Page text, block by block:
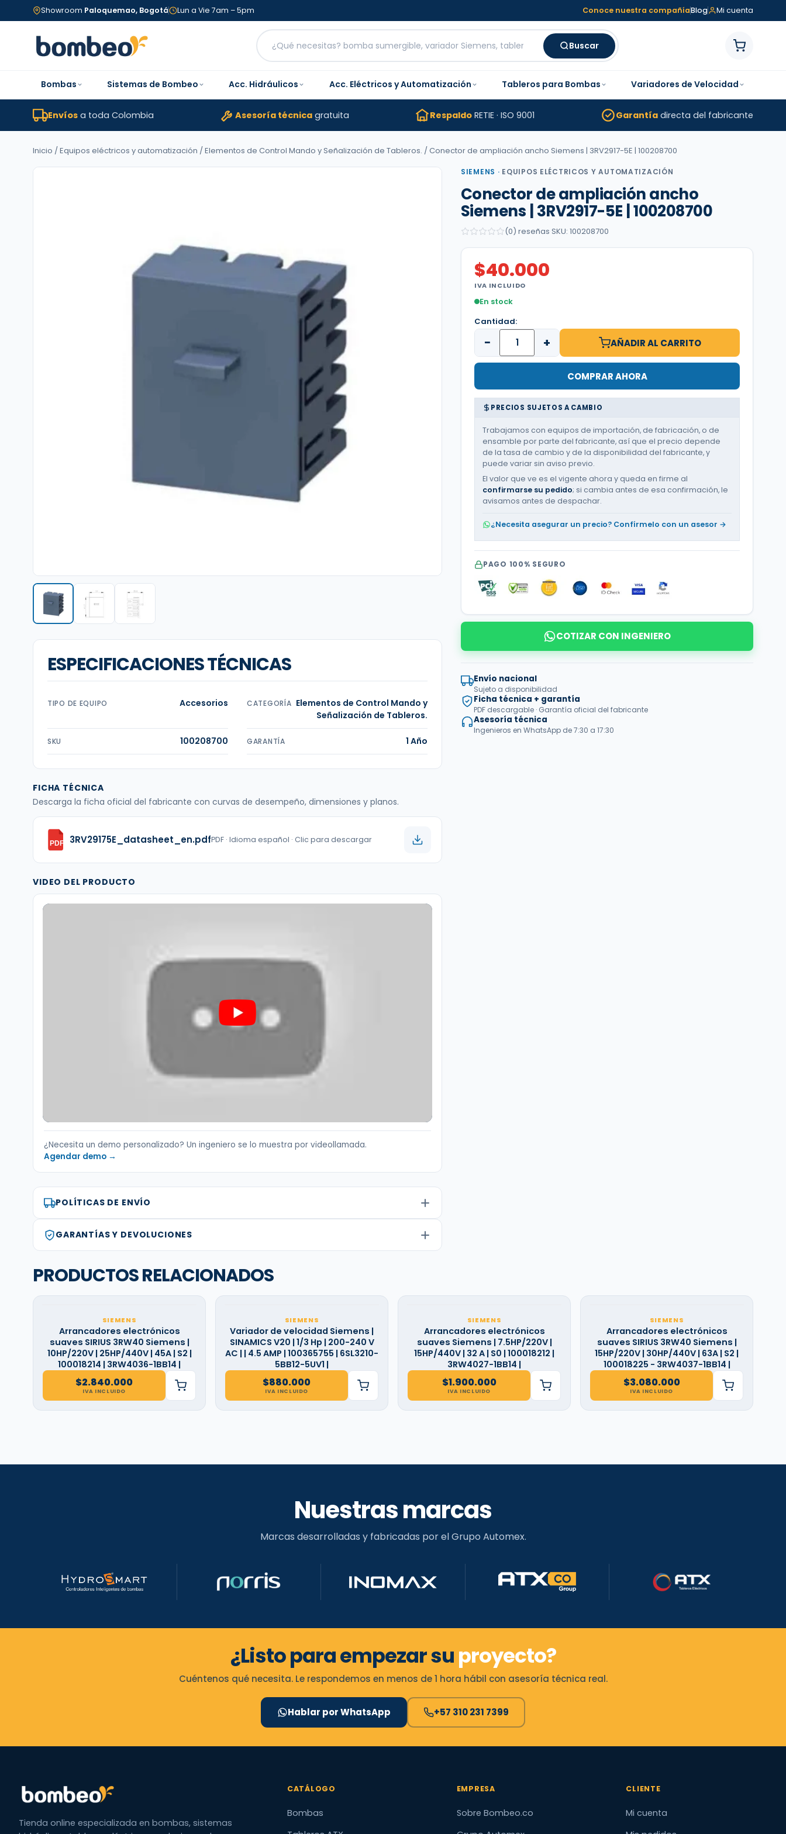
Showroom Paloquemao, Bogotá Lun a Vie 7am – 5pm Conoce nuestra compañíaBlog Mi cuenta
Buscar
Bombas Sistemas de Bombeo Acc. Hidráulicos Acc. Eléctricos y Automatización Tableros para Bombas Variadores de Velocidad
Envíos a toda Colombia Asesoría técnicagratuita Respaldo RETIE · ISO 9001 Garantíadirecta del fabricante
Inicio /Equipos eléctricos y automatización /Elementos de Control Mando y Señalización de Tableros. / Conector de ampliación ancho Siemens | 3RV2917-5E | 100208700
SIEMENS · EQUIPOS ELÉCTRICOS Y AUTOMATIZACIÓN
Conector de ampliación ancho
Siemens | 3RV2917-5E | 100208700
(0) reseñas SKU: 100208700
$40.000
IVA INCLUIDO
En stock
Cantidad:
− + AÑADIR AL CARRITO
COMPRAR AHORA
PRECIOS SUJETOS A CAMBIO
Trabajamos con equipos de importación, de fabricación, o de
ensamble por parte del fabricante, así que el precio depende
de la tasa de cambio y de la disponibilidad del fabricante, y
puede variar sin aviso previo.
El valor que ve es el vigente ahora y queda en firme al
confirmarse su pedido; si cambia antes de esa confirmación, le
avisamos antes de despachar.
¿Necesita asegurar un precio? Confírmelo con un asesor →
PAGO 100% SEGURO
COTIZAR CON INGENIERO
Envío nacional
Sujeto a disponibilidad
Ficha técnica + garantía
PDF descargable · Garantía oficial del fabricante
Asesoría técnica
Ingenieros en WhatsApp de 7:30 a 17:30
ESPECIFICACIONES TÉCNICAS
TIPO DE EQUIPO Accesorios CATEGORÍA Elementos de Control Mando y
Señalización de Tableros.
SKU 100208700 GARANTÍA 1 Año
FICHA TÉCNICA
Descarga la ficha oficial del fabricante con curvas de desempeño, dimensiones y planos.
PDF 3RV29175E_datasheet_en.pdfPDF · Idioma español · Clic para descargar
VIDEO DEL PRODUCTO
¿Necesita un demo personalizado? Un ingeniero se lo muestra por videollamada.
Agendar demo →
POLÍTICAS DE ENVÍO
GARANTÍAS Y DEVOLUCIONES
PRODUCTOS RELACIONADOS
SIEMENS
Arrancadores electrónicos
suaves SIRIUS 3RW40 Siemens |
10HP/220V | 25HP/440V | 45A | S2 |
100018214 | 3RW4036-1BB14 |
$2.840.000
IVA INCLUIDO
SIEMENS
Variador de velocidad Siemens |
SINAMICS V20 | 1/3 Hp | 200-240 V
AC | | 4.5 AMP | 100365755 | 6SL3210-
5BB12-5UV1 |
$880.000
IVA INCLUIDO
SIEMENS
Arrancadores electrónicos
suaves Siemens | 7.5HP/220V |
15HP/440V | 32 A | S0 | 100018212 |
3RW4027-1BB14 |
$1.900.000
IVA INCLUIDO
SIEMENS
Arrancadores electrónicos
suaves SIRIUS 3RW40 Siemens |
15HP/220V | 30HP/440V | 63A | S2 |
100018225 - 3RW4037-1BB14 |
$3.080.000
IVA INCLUIDO
Nuestras marcas
Marcas desarrolladas y fabricadas por el Grupo Automex.
¿Listo para empezar suproyecto?
Cuéntenos qué necesita. Le respondemos en menos de 1 hora hábil con asesoría técnica real.
Hablar por WhatsApp +57 310 231 7399
Tienda online especializada en bombas, sistemas
CATÁLOGO
Bombas
EMPRESA
Sobre Bombeo.co
CLIENTE
Mi cuenta